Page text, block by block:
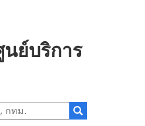
ย์บริการ